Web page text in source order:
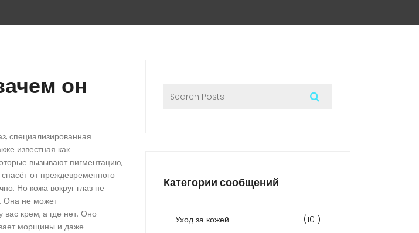
он
, специализированная
известная как
вызывают пигментацию,
от преждевременного
Но кожа вокруг глаз не
Она не может
крем, а где нет. Оно
морщины и даже
Категории сообщений
Уход за кожей (101)